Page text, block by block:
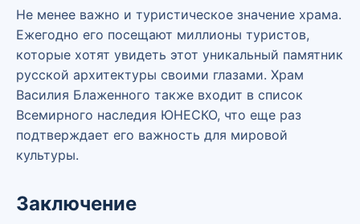
Не менее важно и туристическое значение храма.
Ежегодно его посещают миллионы туристов,
которые хотят увидеть этот уникальный памятник
русской архитектуры своими глазами. Храм
Василия Блаженного также входит в список
Всемирного наследия ЮНЕСКО, что еще раз
подтверждает его важность для мировой
культуры.
Заключение